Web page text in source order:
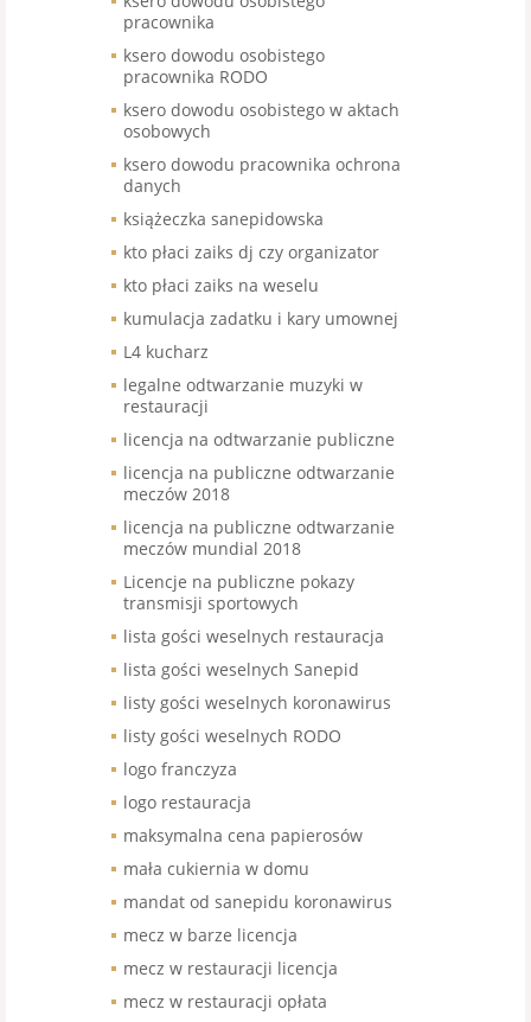
pracownika
ksero dowodu osobistego
pracownika RODO
ksero dowodu osobistego w aktach
osobowych
ksero dowodu pracownika ochrona
danych
książeczka sanepidowska
kto płaci zaiks dj czy organizator
kto płaci zaiks na weselu
kumulacja zadatku i kary umownej
L4 kucharz
legalne odtwarzanie muzyki w
restauracji
licencja na odtwarzanie publiczne
licencja na publiczne odtwarzanie
meczów 2018
licencja na publiczne odtwarzanie
meczów mundial 2018
Licencje na publiczne pokazy
transmisji sportowych
lista gości weselnych restauracja
lista gości weselnych Sanepid
listy gości weselnych koronawirus
listy gości weselnych RODO
logo franczyza
logo restauracja
maksymalna cena papierosów
mała cukiernia w domu
mandat od sanepidu koronawirus
mecz w barze licencja
mecz w restauracji licencja
mecz w restauracji opłata